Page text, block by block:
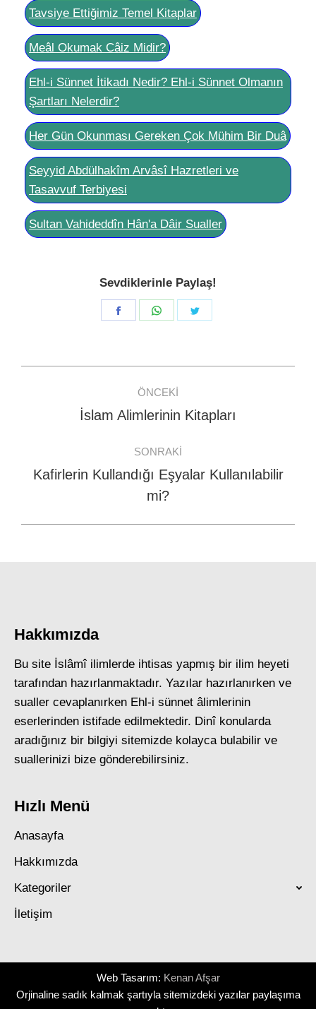
Tavsiye Ettiğimiz Temel Kitaplar
Meâl Okumak Câiz Midir?
Ehl-i Sünnet İtikadı Nedir? Ehl-i Sünnet Olmanın
Şartları Nelerdir?
Her Gün Okunması Gereken Çok Mühim Bir Duâ
Seyyid Abdülhakîm Arvâsî Hazretleri ve
Tasavvuf Terbiyesi
Sultan Vahideddîn Hân'a Dâir Sualler
Sevdiklerinle Paylaş!
Share
Share
navigation
ÖNCEKI
Previous
İslam Alimlerinin Kitapları
SONRAKI
Next
post:
Kafirlerin Kullandığı Eşyalar Kullanılabilir
mi?
Hakkımızda
Bu site İslâmî ilimlerde ihtisas yapmış bir ilim heyeti
tarafından hazırlanmaktadır. Yazılar hazırlanırken ve
sualler cevaplanırken Ehl-i sünnet âlimlerinin
eserlerinden istifade edilmektedir. Dinî konularda
aradığınız bir bilgiyi sitemizde kolayca bulabilir ve
suallerinizi bize gönderebilirsiniz.
Hızlı Menü
Anasayfa
Hakkımızda
Kategoriler
İletişim
Web Tasarım: Kenan Afşar
Orjinaline sadık kalmak şartıyla sitemizdeki yazılar paylaşıma